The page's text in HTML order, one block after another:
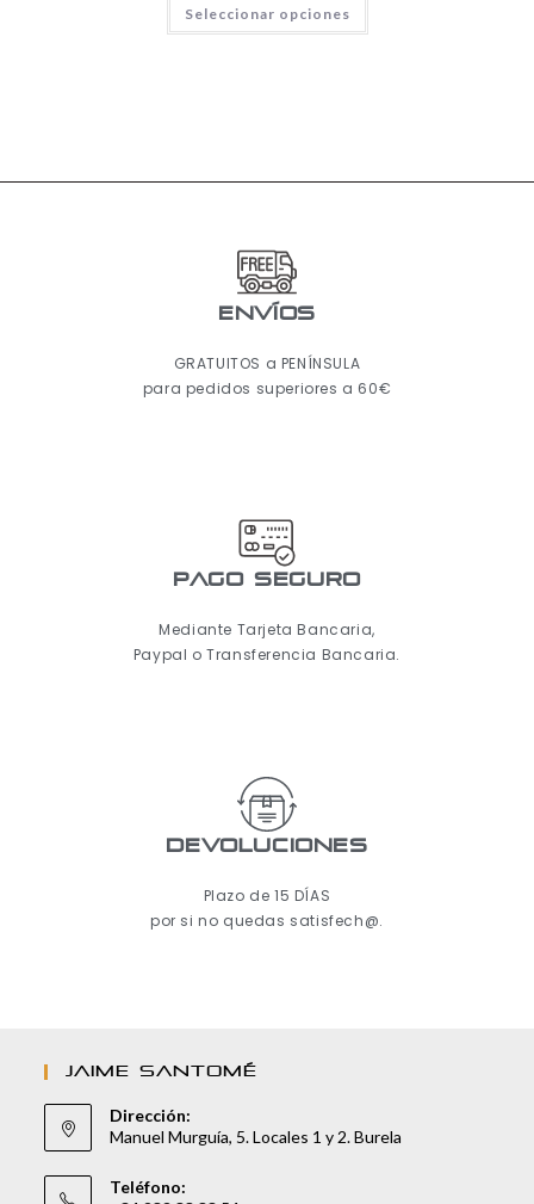
Seleccionar opciones
ENVÍOS
GRATUITOS a PENÍNSULA
para pedidos superiores a 60€
pago seguro
Mediante Tarjeta Bancaria,
Paypal o Transferencia Bancaria.
Devoluciones
Plazo de 15 DÍAS
por si no quedas satisfech@.
JAIME SANTOMÉ
Dirección:
Manuel Murguía, 5. Locales 1 y 2. Burela
Teléfono: